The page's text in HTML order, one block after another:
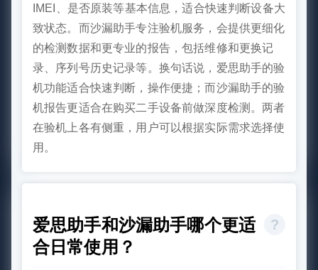
IMEI、是否原装等基本信息，适合快速判断设备大
致状态。而沙漏助手专注验机服务，会提供更细化
的检测数据和更专业的报告，包括维修和更换记
录、序列号历史记录等。换句话说，爱思助手的验
机功能适合快速判断，操作便捷；而沙漏助手的验
机报告更适合在购买二手设备前做深度检测。两者
在验机上各有侧重，用户可以根据实际需求选择使
用。
爱思助手和沙漏助手哪个更适
合日常使用？